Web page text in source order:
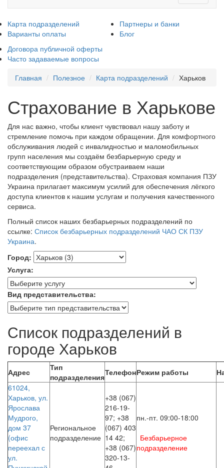
Карта подразделений
Варианты оплаты
Партнеры и банки
Блог
Договора публичной оферты
Часто задаваемые вопросы
Главная
Полезное Карта подразделений Харьков
Страхование в Харькове
Для нас важно, чтобы клиент чувствовал нашу заботу и
стремление помочь при каждом обращении. Для комфортного
обслуживания людей с инвалидностью и маломобильных
групп населения мы создаём безбарьерную среду и
соответствующим образом обустраиваем наши
подразделения (представительства). Страховая компания ПЗУ
Украина прилагает максимум усилий для обеспечения лёгкого
доступа клиентов к нашим услугам и получения качественного
сервиса.
Полный список наших безбарьерных подразделений по
ссылке: Список безбарьерных подразделений ЧАО СК ПЗУ
Украина.
Город:
Услуга:
Вид представительства:
уваги
користувачів
програм
зчитування
з
екрана:
інтерактивна
карта
підрозділів
має
обмежену
доступність.
Для
перегляду
Список подразделений в
городе Харьков
Адрес
Тип
подразделенияТелефонРежим работы
61024,
Харьков, ул.
Ярослава
Мудрого,
дом 37
(офис
переехал с
ул.
Региональное
подразделение
+38 (067)
216-19-
97; +38
(067) 403
14 42;
+38 (067)
320-13-
пн.-пт. 09:00-18:00
Безбарьерное
подразделение